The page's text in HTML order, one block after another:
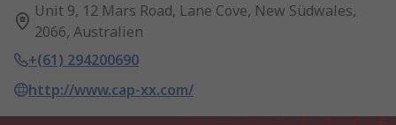
Unit 9, 12 Mars Road, Lane Cove, New Südwales,
2066, Australien
+(61) 294200690
http://www.cap-xx.com/